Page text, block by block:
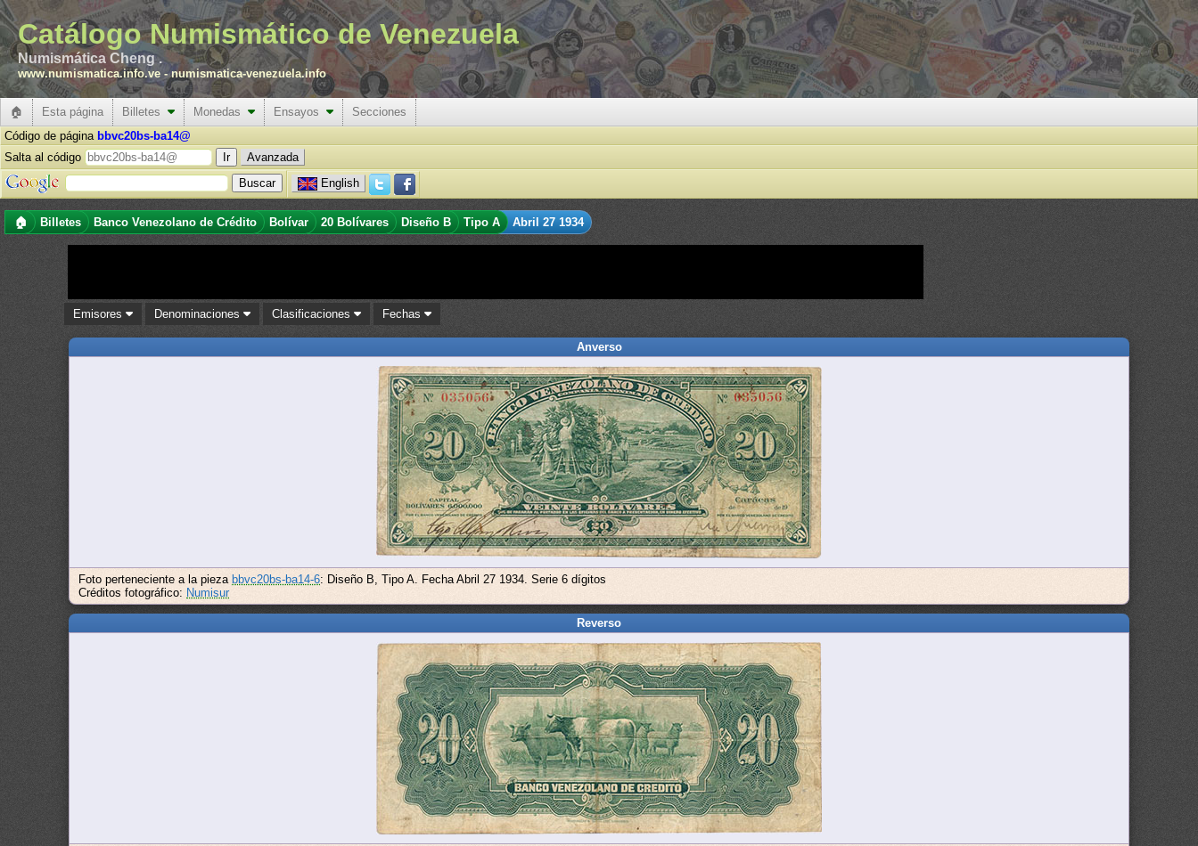
Catálogo Numismático de Venezuela
Numismática Cheng .
www.numismatica.info.ve -numismatica-venezuela.info
🏠 Esta página Billetes Monedas Ensayos
Secciones
Código de página bbvc20bs-ba14@
Salta al código
Avanzada
English
🏠 Billetes Banco Venezolano de Crédito Bolívar 20 Bolívares Diseño B Tipo A Abril 27 1934
Emisores Denominaciones Clasificaciones Fechas
Anverso
Foto perteneciente a la pieza bbvc20bs-ba14-6: Diseño B, Tipo A. Fecha Abril 27 1934. Serie 6 dígitos
Créditos fotográfico: Numisur
Reverso